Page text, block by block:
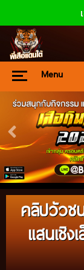
Menu
คลิปวัวช
แสนเชิง